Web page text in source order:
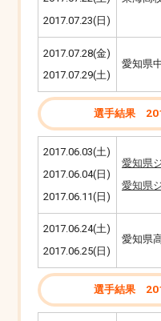
2017.07.23(日)
2017.07.28(金)
2017.07.29(土)
愛知県
選手結果
2017.06.03(土)
2017.06.04(日)
2017.06.11(日)
愛知県
愛知県
2017.06.24(土)
2017.06.25(日)
愛知県
選手結果